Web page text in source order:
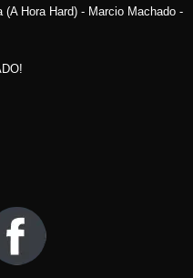
(A Hora Hard) - Marcio Machado -